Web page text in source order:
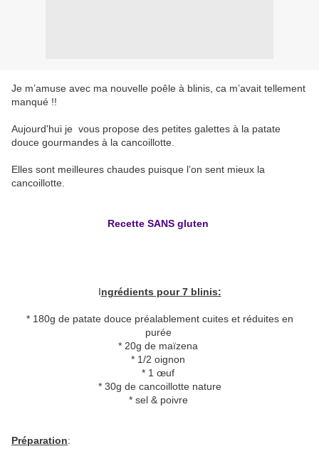
Je m’amuse avec ma nouvelle poêle à blinis, ca m’avait tellement
manqué !!
Aujourd'hui je vous propose des petites galettes à la patate
douce gourmandes à la cancoillotte.
Elles sont meilleures chaudes puisque l’on sent mieux la
cancoillotte.
Recette SANS gluten
Ingrédients pour 7 blinis:
* 180g de patate douce préalablement cuites et réduites en
purée
* 20g de maïzena
* 1/2 oignon
* 1 œuf
* 30g de cancoillotte nature
* sel & poivre
Préparation: